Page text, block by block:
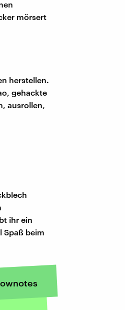
mörsert
herstellen.
gehackte
ausrollen,
ihr ein
Spaß beim